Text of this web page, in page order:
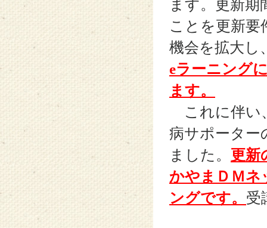
ます。更新
ことを更新要
機会を拡大し
eラーニング
ます。
これに伴い
病サポーター
ました。 更新
かやまＤＭネ
ングです。 受